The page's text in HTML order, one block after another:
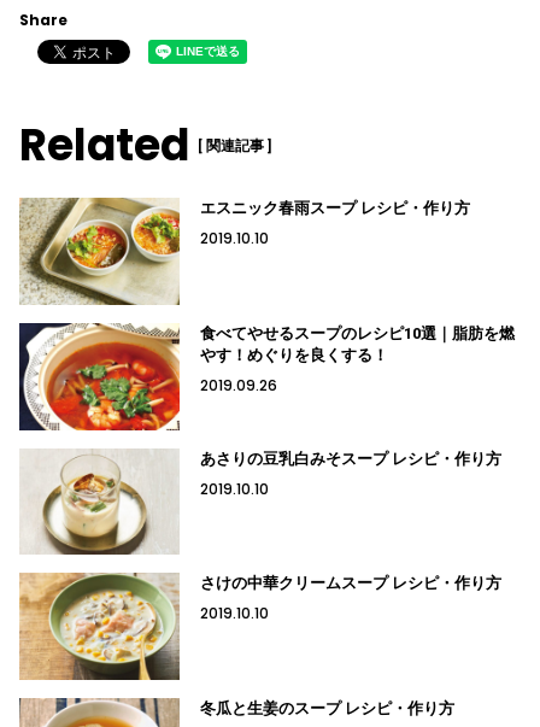
Share
Related [ 関連記事 ]
エスニック春雨スープ レシピ・作り方
2019.10.10
食べてやせるスープのレシピ10選｜脂肪を燃
やす！めぐりを良くする！
2019.09.26
あさりの豆乳白みそスープ レシピ・作り方
2019.10.10
さけの中華クリームスープ レシピ・作り方
2019.10.10
冬瓜と生姜のスープ レシピ・作り方